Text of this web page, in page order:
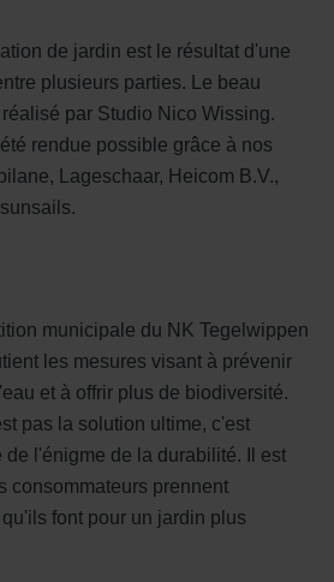
de jardin est le résultat d'une
plusieurs parties. Le beau
par Studio Nico Wissing.
rendue possible grâce à nos
Lageschaar, Heicom B.V.,
municipale du NK Tegelwippen
les mesures visant à prévenir
et à offrir plus de biodiversité.
pas la solution ultime, c'est
de l'énigme de la durabilité. Il est
consommateurs prennent
font pour un jardin plus